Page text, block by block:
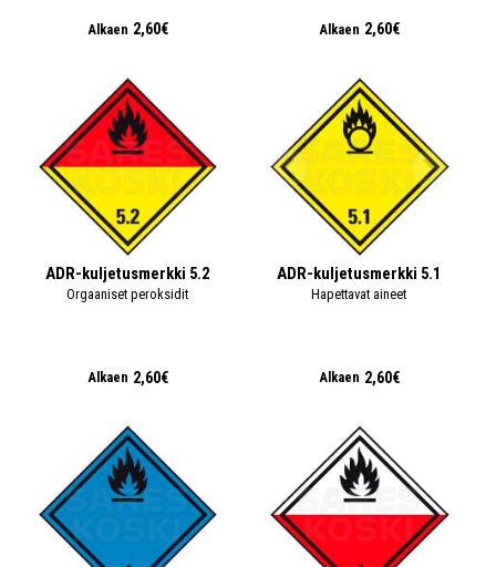
Alkaen 2,60€ Alkaen 2,60€
ADR-kuljetusmerkki 5.2
Orgaaniset peroksidit
Alkaen 2,60€
ADR-kuljetusmerkki 5.1
Hapettavat aineet
Alkaen 2,60€